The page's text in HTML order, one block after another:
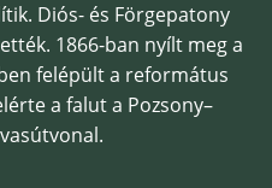
Diós- és Förgepatony
1866-ban nyílt meg a
felépült a református
a falut a Pozsony–